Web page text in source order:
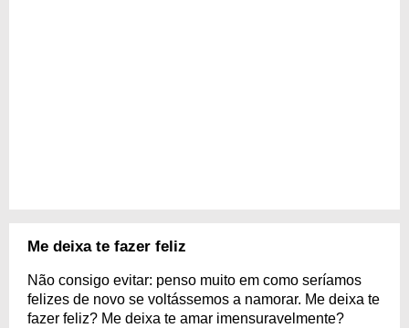
Me deixa te fazer feliz
Não consigo evitar: penso muito em como seríamos
felizes de novo se voltássemos a namorar. Me deixa te
fazer feliz? Me deixa te amar imensuravelmente?